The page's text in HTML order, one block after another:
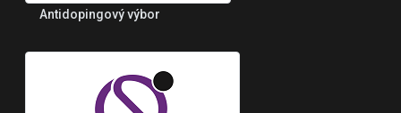
Antidopingový výbor